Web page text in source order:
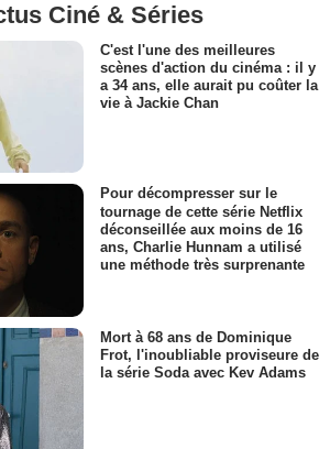
Ciné & Séries
C'est l'une des meilleures
scènes d'action du cinéma : il y
a 34 ans, elle aurait pu coûter la
vie à Jackie Chan
Pour décompresser sur le
tournage de cette série Netflix
déconseillée aux moins de 16
ans, Charlie Hunnam a utilisé
une méthode très surprenante
Mort à 68 ans de Dominique
Frot, l'inoubliable proviseure de
la série Soda avec Kev Adams